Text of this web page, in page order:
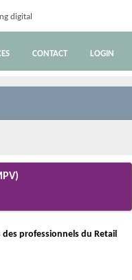
digital
CONTACT LOGIN
professionnels du Retail